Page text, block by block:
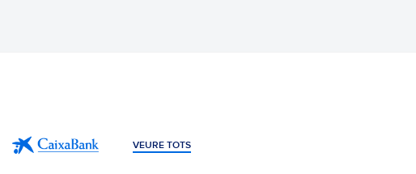
VEURE TOTS